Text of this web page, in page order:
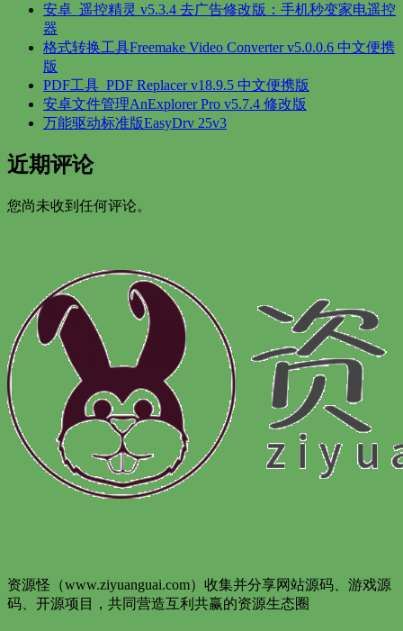
安卓_遥控精灵 v5.3.4 去广告修改版：手机秒变家电遥控
器
格式转换工具Freemake Video Converter v5.0.0.6 中文便携
版
PDF工具_PDF Replacer v18.9.5 中文便携版
安卓文件管理AnExplorer Pro v5.7.4 修改版
万能驱动标准版EasyDrv 25v3
近期评论
您尚未收到任何评论。
资源怪（www.ziyuanguai.com）收集并分享网站源码、游戏源
码、开源项目，共同营造互利共赢的资源生态圈